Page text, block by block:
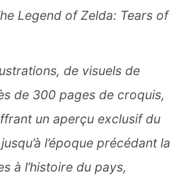
Legend of Zelda: Tears of
de visuels de
de 300 pages de croquis,
un aperçu exclusif du
l’époque précédant la
à l’histoire du pays,